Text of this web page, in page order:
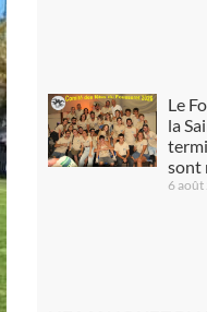
Le
la
sont
6